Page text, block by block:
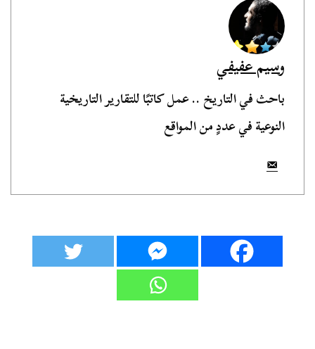
وسيم عفيفي
باحث في التاريخ .. عمل كاتبًا للتقارير التاريخية
النوعية في عددٍ من المواقع